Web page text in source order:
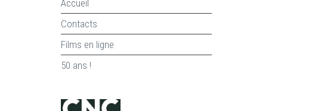
Accueil
Contacts
Films en ligne
50 ans !